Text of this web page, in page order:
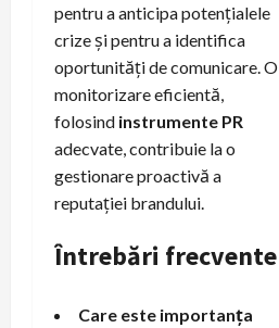
pentru a anticipa potențialele
crize și pentru a identifica
oportunități de comunicare. O
monitorizare eficientă,
folosind instrumente PR
adecvate, contribuie la o
gestionare proactivă a
reputației brandului.
Întrebări frecvente
Care este importanța